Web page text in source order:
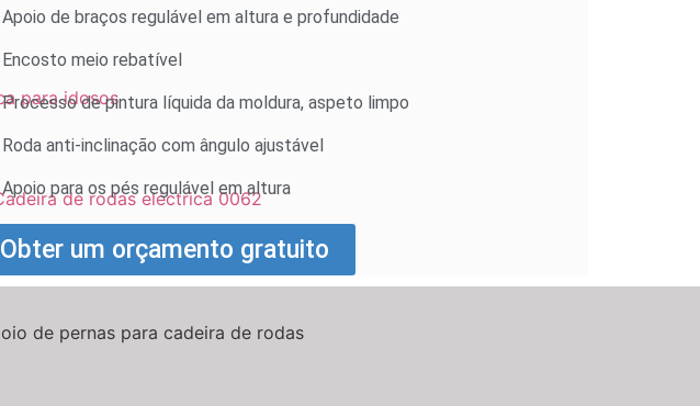
Apoio de braços regulável em altura e profundidade
Encosto meio rebatível
Processo de pintura líquida da moldura, aspeto limpo
Roda anti-inclinação com ângulo ajustável
Apoio para os pés regulável em altura
Obter um orçamento gratuito